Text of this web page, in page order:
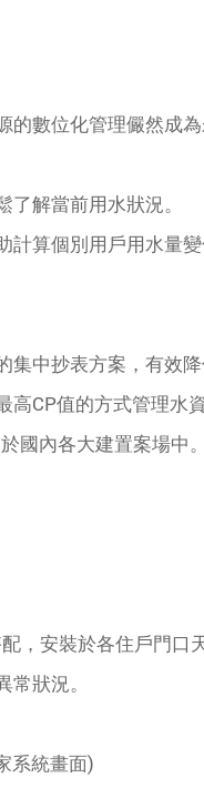
的數位化管理儼然成
解當前用水狀況。
計算個別用戶用水量
中抄表方案，有效降
高CP值的方式管理水
國內各大建置案場中。
，安裝於各住戶門口
狀況。
系統畫面)